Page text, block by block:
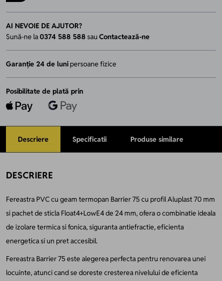
AI NEVOIE DE AJUTOR?
Sună-ne la0374 588 588 sauContactează-ne
Garanție 24 de luni persoane fizice
Posibilitate de plată prin
Descriere Specificatii Produse similare
DESCRIERE
Fereastra PVC cu geam termopan Barrier 75 cu profil Aluplast 70 mm
si pachet de sticla Float4+LowE4 de 24 mm, ofera o combinatie ideala
de izolare termica si fonica, siguranta antiefractie, eficienta
energetica si un pret accesibil.
Fereastra Barrier 75 este alegerea perfecta pentru renovarea unei
locuinte, atunci cand se doreste cresterea nivelului de eficienta